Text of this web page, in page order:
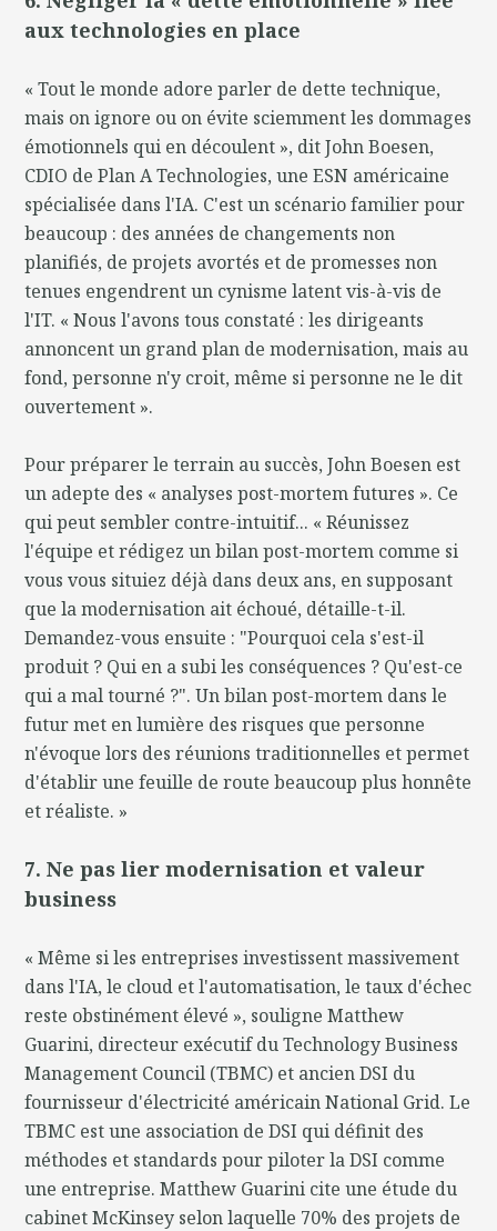
aux technologies en place
« Tout le monde adore parler de dette technique,
mais on ignore ou on évite sciemment les dommages
émotionnels qui en découlent », dit John Boesen,
CDIO de Plan A Technologies, une ESN américaine
spécialisée dans l'IA. C'est un scénario familier pour
beaucoup : des années de changements non
planifiés, de projets avortés et de promesses non
tenues engendrent un cynisme latent vis-à-vis de
l'IT. « Nous l'avons tous constaté : les dirigeants
annoncent un grand plan de modernisation, mais au
fond, personne n'y croit, même si personne ne le dit
ouvertement ».
Pour préparer le terrain au succès, John Boesen est
un adepte des « analyses post-mortem futures ». Ce
qui peut sembler contre-intuitif... « Réunissez
l'équipe et rédigez un bilan post-mortem comme si
vous vous situiez déjà dans deux ans, en supposant
que la modernisation ait échoué, détaille-t-il.
Demandez-vous ensuite : "Pourquoi cela s'est-il
produit ? Qui en a subi les conséquences ? Qu'est-ce
qui a mal tourné ?". Un bilan post-mortem dans le
futur met en lumière des risques que personne
n'évoque lors des réunions traditionnelles et permet
d'établir une feuille de route beaucoup plus honnête
et réaliste. »
7. Ne pas lier modernisation et valeur
business
« Même si les entreprises investissent massivement
dans l'IA, le cloud et l'automatisation, le taux d'échec
reste obstinément élevé », souligne Matthew
Guarini, directeur exécutif du Technology Business
Management Council (TBMC) et ancien DSI du
fournisseur d'électricité américain National Grid. Le
TBMC est une association de DSI qui définit des
méthodes et standards pour piloter la DSI comme
une entreprise. Matthew Guarini cite une étude du
cabinet McKinsey selon laquelle 70% des projets de